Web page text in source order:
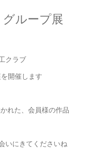
ループ展
クラブ
開催します
れた、会員様の作品
いにきてくださいね